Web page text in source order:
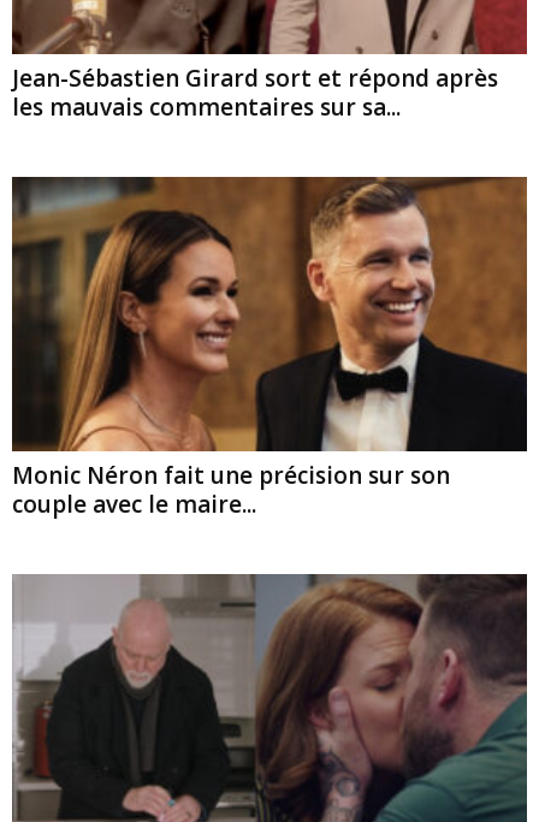
Jean-Sébastien Girard sort et répond après
les mauvais commentaires sur sa...
Monic Néron fait une précision sur son
couple avec le maire...